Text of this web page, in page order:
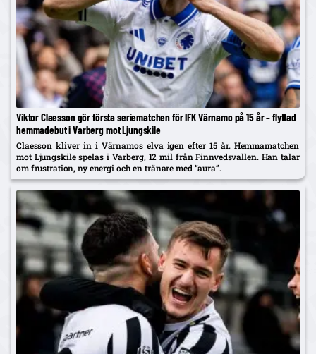
Viktor Claesson gör första seriematchen för IFK Värnamo på 15 år – flyttad
hemmadebut i Varberg mot Ljungskile
Claesson kliver in i Värnamos elva igen efter 15 år. Hemmamatchen
mot Ljungskile spelas i Varberg, 12 mil från Finnvedsvallen. Han talar
om frustration, ny energi och en tränare med “aura”.